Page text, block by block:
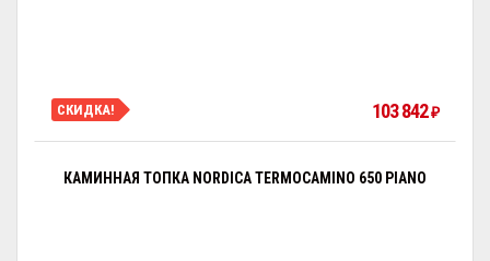
СКИДКА! 103 842₽
КАМИННАЯ ТОПКА NORDICA TERMOCAMINO 650 PIANO